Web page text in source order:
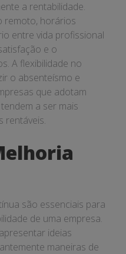
a rentabilidade.
remoto, horários
entre vida profissional
e o
A flexibilidade no
o absenteísmo e
que adotam
a ser mais
rentáveis.
são essenciais para
de uma empresa.
ideias
maneiras de